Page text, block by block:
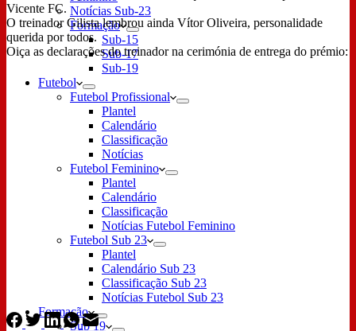
Notícias Sub-23
Formação
Sub-15
Sub-17
Sub-19
Futebol
Futebol Profissional
Plantel
Calendário
Classificação
Notícias
Futebol Feminino
Plantel
Calendário
Classificação
Notícias Futebol Feminino
Futebol Sub 23
Plantel
Calendário Sub 23
Classificação Sub 23
Notícias Futebol Sub 23
Formação
Sub 19
Vicente FC.
O treinador Gilista lembrou ainda Vítor Oliveira, personalidade
querida por todos.
Oiça as declarações do treinador na cerimónia de entrega do prémio: